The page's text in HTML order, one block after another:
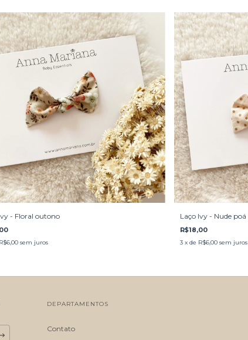
- Floral outono
R$6,00 sem juros
Laço Ivy - Nude poá
R$18,00
3 x de R$6,00 sem juros
DEPARTAMENTOS
Contato